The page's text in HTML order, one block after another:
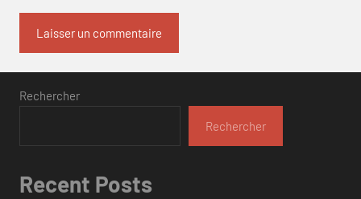
Rechercher
Rechercher
Recent Posts